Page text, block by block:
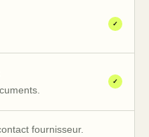
✓
✓
fournisseur.